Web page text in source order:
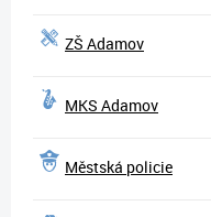
ZŠ Adamov
MKS Adamov
Městská policie